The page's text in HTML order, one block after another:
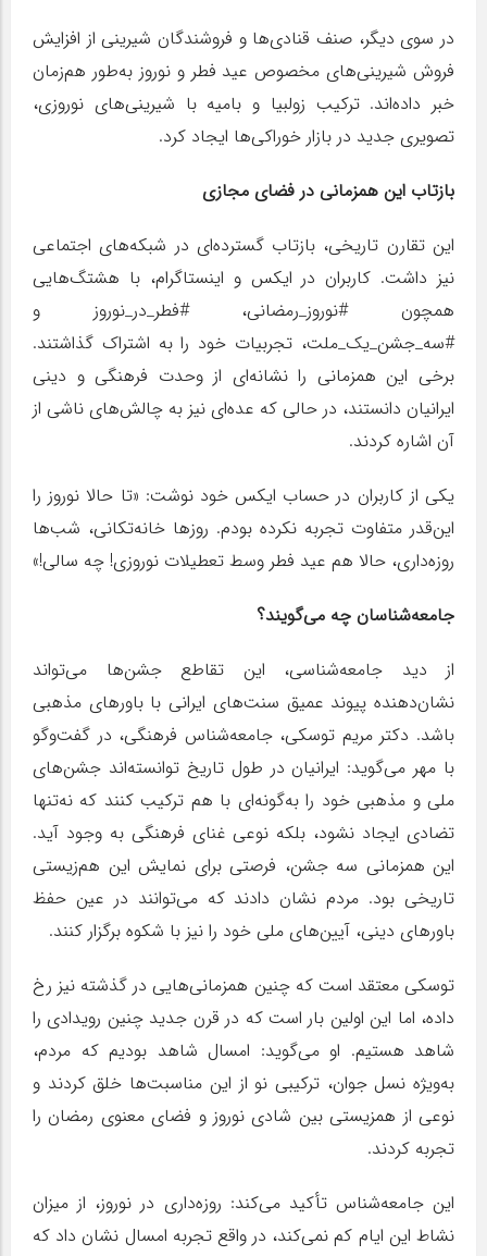
در سوی دیگر، صنف قنادی‌ها و فروشندگان شیرینی از افزایش
فروش شیرینی‌های مخصوص عید فطر و نوروز به‌طور هم‌زمان
خبر داده‌اند. ترکیب زولبیا و بامیه با شیرینی‌های نوروزی،
تصویری جدید در بازار خوراکی‌ها ایجاد کرد.
بازتاب این همزمانی در فضای مجازی
این تقارن تاریخی، بازتاب گسترده‌ای در شبکه‌های اجتماعی
نیز داشت. کاربران در ایکس و اینستاگرام، با هشتگ‌هایی
همچون #نوروز_رمضانی، #فطر_در_نوروز و
#سه_جشن_یک_ملت، تجربیات خود را به اشتراک گذاشتند.
برخی این همزمانی را نشانه‌ای از وحدت فرهنگی و دینی
ایرانیان دانستند، در حالی که عده‌ای نیز به چالش‌های ناشی از
آن اشاره کردند.
یکی از کاربران در حساب ایکس خود نوشت: «تا حالا نوروز را
این‌قدر متفاوت تجربه نکرده بودم. روزها خانه‌تکانی، شب‌ها
روزه‌داری، حالا هم عید فطر وسط تعطیلات نوروزی! چه سالی!»
جامعه‌شناسان چه می‌گویند؟
از دید جامعه‌شناسی، این تقاطع جشن‌ها می‌تواند
نشان‌دهنده پیوند عمیق سنت‌های ایرانی با باورهای مذهبی
باشد. دکتر مریم توسکی، جامعه‌شناس فرهنگی، در گفت‌وگو
با مهر می‌گوید: ایرانیان در طول تاریخ توانسته‌اند جشن‌های
ملی و مذهبی خود را به‌گونه‌ای با هم ترکیب کنند که نه‌تنها
تضادی ایجاد نشود، بلکه نوعی غنای فرهنگی به وجود آید.
این همزمانی سه جشن، فرصتی برای نمایش این هم‌زیستی
تاریخی بود. مردم نشان دادند که می‌توانند در عین حفظ
باورهای دینی، آیین‌های ملی خود را نیز با شکوه برگزار کنند.
توسکی معتقد است که چنین همزمانی‌هایی در گذشته نیز رخ
داده، اما این اولین بار است که در قرن جدید چنین رویدادی را
شاهد هستیم. او می‌گوید: امسال شاهد بودیم که مردم،
به‌ویژه نسل جوان، ترکیبی نو از این مناسبت‌ها خلق کردند و
نوعی از همزیستی بین شادی نوروز و فضای معنوی رمضان را
تجربه کردند.
این جامعه‌شناس تأکید می‌کند: روزه‌داری در نوروز، از میزان
نشاط این ایام کم نمی‌کند، در واقع تجربه امسال نشان داد که